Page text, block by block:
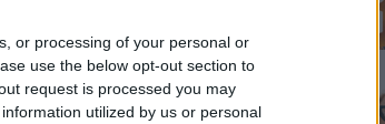
or processing of your personal or
use the below opt-out section to
request is processed you may
utilized by us or personal